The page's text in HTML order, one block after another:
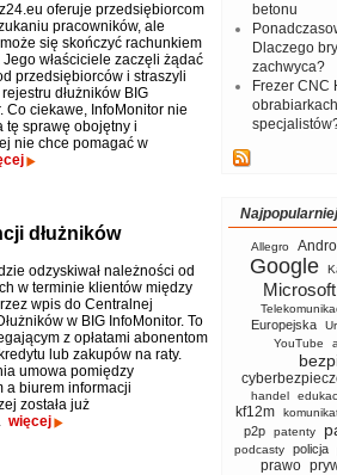
oferuje przedsiębiorcom
pracowników, ale
się skończyć rachunkiem
Jego właściciele zaczęli żądać
przedsiębiorców i straszyli
dłużników BIG
Co ciekawe, InfoMonitor nie
tę sprawę obojętny i
nie chce pomagać w
dłużników
odzyskiwał należności od
w terminie klientów między
wpis do Centralnej
w BIG InfoMonitor. To
z opłatami abonentom
lub zakupów na raty.
umowa pomiędzy
a biurem informacji
została już
więcej
betonu
Dlaczego
zachwyca?
Frezer CNC
Allegro
Google
Microsoft
Europejska
YouTube
handel
kf12m
p2p patenty
podcasty policja
prawo